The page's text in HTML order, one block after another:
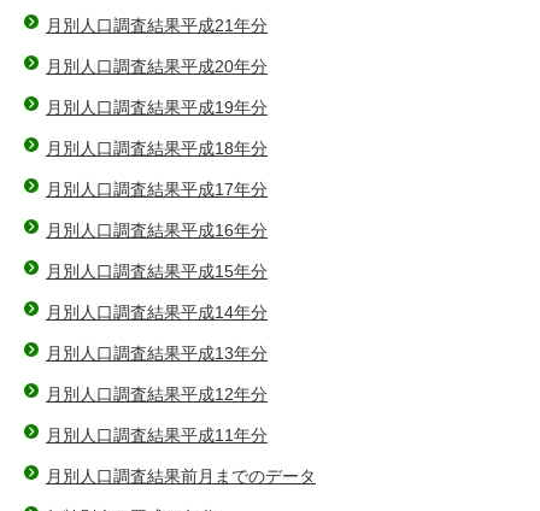
月別人口調査結果平成21年分
月別人口調査結果平成20年分
月別人口調査結果平成19年分
月別人口調査結果平成18年分
月別人口調査結果平成17年分
月別人口調査結果平成16年分
月別人口調査結果平成15年分
月別人口調査結果平成14年分
月別人口調査結果平成13年分
月別人口調査結果平成12年分
月別人口調査結果平成11年分
月別人口調査結果前月までのデータ